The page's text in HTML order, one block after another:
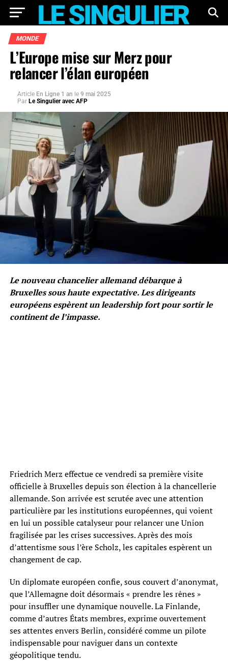
MONDE
L’Europe mise sur Merz pour
relancer l’élan européen
Article En Ligne 1 an le 9 mai 2025
Par Le Singulier avec AFP
Le nouveau chancelier allemand débarque à
Bruxelles sous haute expectative. Les dirigeants
européens espèrent un leadership fort pour sortir le
continent de l’impasse.
Friedrich Merz effectue ce vendredi sa première visite
officielle à Bruxelles depuis son élection à la chancellerie
allemande. Son arrivée est scrutée avec une attention
particulière par les institutions européennes, qui voient
en lui un possible catalyseur pour relancer une Union
fragilisée par les crises successives. Après des mois
d’attentisme sous l’ère Scholz, les capitales espèrent un
changement de cap.
Un diplomate européen confie, sous couvert d’anonymat,
que l’Allemagne doit désormais « prendre les rênes »
pour insuffler une dynamique nouvelle. La Finlande,
comme d’autres États membres, exprime ouvertement
ses attentes envers Berlin, considéré comme un pilote
indispensable pour naviguer dans un contexte
géopolitique tendu.